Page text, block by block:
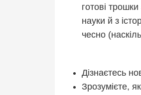
готові
науки й з
чесно
Дізнаєтесь
Зрозумієте,